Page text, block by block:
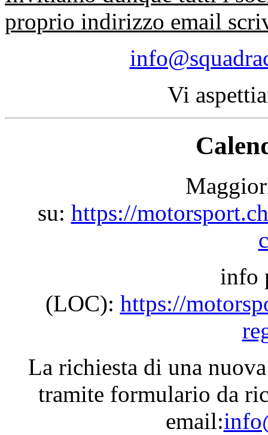
proprio indirizzo email
Vi
su: https://
info
(LOC): https://
La richiesta di una
tramite formulario da
email: